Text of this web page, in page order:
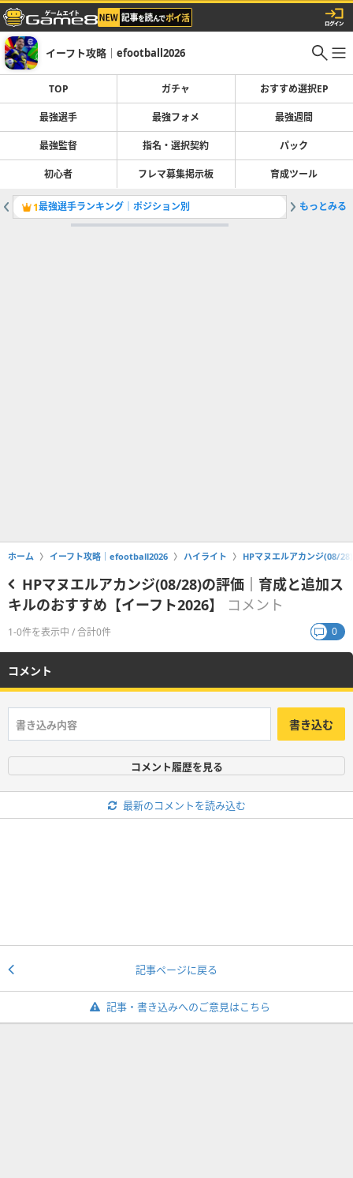
イーフト攻略｜efootball2026
TOP ガチャ おすすめ選択EP
最強選手 最強フォメ 最強週間
最強監督 指名・選択契約 パック
初心者 フレマ募集掲示板 育成ツール
1最強選手ランキング｜ポジション別 2
もっとみる
ホーム イーフト攻略｜efootball2026 ハイライト HPマヌエルアカンジ(08/
HPマヌエルアカンジ(08/28)の評価｜育成と追加ス
キルのおすすめ【イーフト2026】
コメント
1-0件を表示中 / 合計0件 0
コメント
書き込む
コメント履歴を見る
最新のコメントを読み込む
記事ページに戻る
記事・書き込みへのご意見はこちら